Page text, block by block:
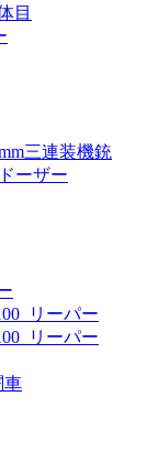
目
三連装機銃
ーザー
リーパー
リーパー
車